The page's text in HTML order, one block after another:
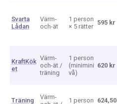
Svarta
Lådan
Värm-
och-ät
1 person
× 5 rätter
595 kr
KraftKök
et
Värm-
och-ät /
träning
1 person
(minimini
vå)
620 kr
Träning
Värm-
1 person 624,50